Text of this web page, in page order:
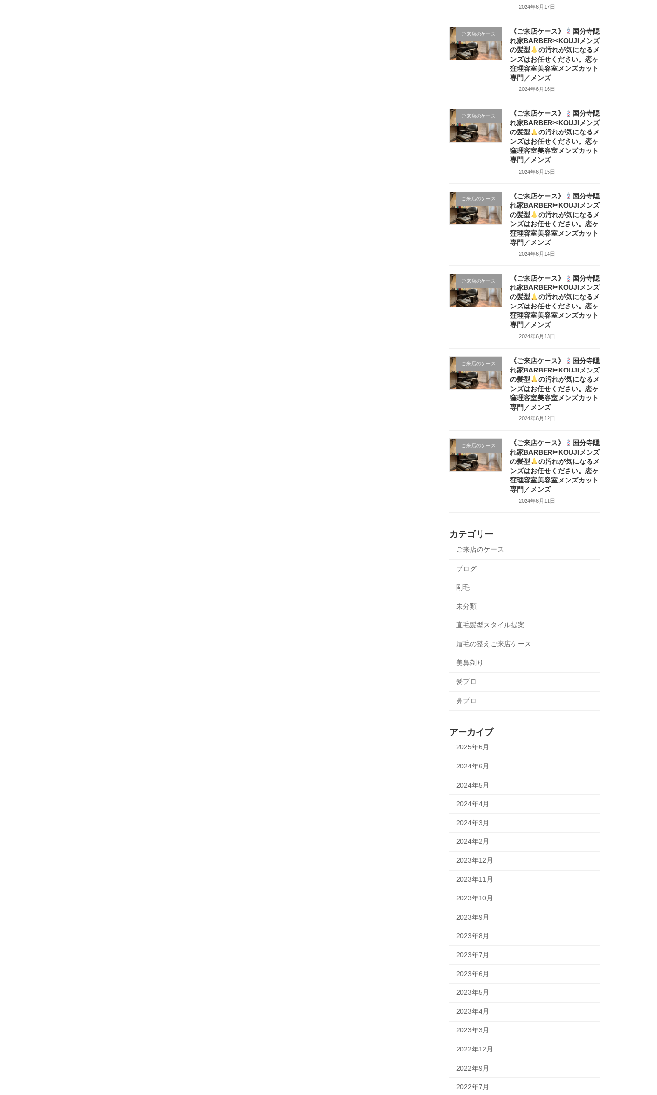
2024年6月17日
ご来店のケース 《ご来店ケース》
国分寺隠
れ家BARBER✂KOUJIメンズ
の髪型
の汚れが気になるメ
ンズはお任せください。恋ヶ
窪理容室美容室メンズカット
専門／メンズ
2024年6月16日
ご来店のケース 《ご来店ケース》
国分寺隠
れ家BARBER✂KOUJIメンズ
の髪型
の汚れが気になるメ
ンズはお任せください。恋ヶ
窪理容室美容室メンズカット
専門／メンズ
2024年6月15日
ご来店のケース 《ご来店ケース》
国分寺隠
れ家BARBER✂KOUJIメンズ
の髪型
の汚れが気になるメ
ンズはお任せください。恋ヶ
窪理容室美容室メンズカット
専門／メンズ
2024年6月14日
ご来店のケース 《ご来店ケース》
国分寺隠
れ家BARBER✂KOUJIメンズ
の髪型
の汚れが気になるメ
ンズはお任せください。恋ヶ
窪理容室美容室メンズカット
専門／メンズ
2024年6月13日
ご来店のケース 《ご来店ケース》
国分寺隠
れ家BARBER✂KOUJIメンズ
の髪型
の汚れが気になるメ
ンズはお任せください。恋ヶ
窪理容室美容室メンズカット
専門／メンズ
2024年6月12日
ご来店のケース 《ご来店ケース》
国分寺隠
れ家BARBER✂KOUJIメンズ
の髪型
の汚れが気になるメ
ンズはお任せください。恋ヶ
窪理容室美容室メンズカット
専門／メンズ
2024年6月11日
カテゴリー
ご来店のケース
ブログ
剛毛
未分類
直毛髪型スタイル提案
眉毛の整えご来店ケース
美鼻剃り
髪ブロ
鼻ブロ
アーカイブ
2025年6月
2024年6月
2024年5月
2024年4月
2024年3月
2024年2月
2023年12月
2023年11月
2023年10月
2023年9月
2023年8月
2023年7月
2023年6月
2023年5月
2023年4月
2023年3月
2022年12月
2022年9月
2022年7月